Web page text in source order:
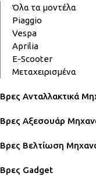
Όλα τα μοντέλα
Piaggio
Vespa
Aprilia
E-Scooter
Μεταχειρισμένα
Βρες Ανταλλακτικά
Βρες Αξεσουάρ
Βρες Βελτίωση
Βρες Gadget